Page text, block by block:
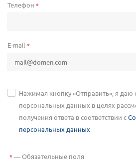
Телефон *
E-mail *
Нажимая кнопку «Отправить», я даю
персональных данных в целях
получения ответа в соответствии с
персональных данных
*—Обязательные поля